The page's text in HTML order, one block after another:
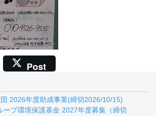
Post
2026年度助成事業(締切2026/10/15)
ープ環境保護基金 2027年度募集（締切